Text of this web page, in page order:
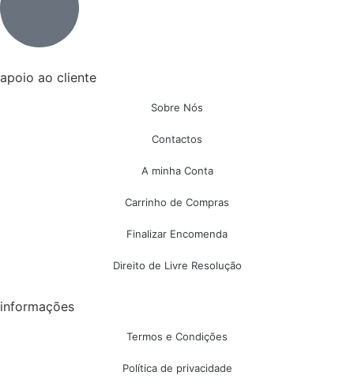
apoio ao cliente
Sobre Nós
Contactos
A minha Conta
Carrinho de Compras
Finalizar Encomenda
Direito de Livre Resolução
informações
Termos e Condições
Política de privacidade